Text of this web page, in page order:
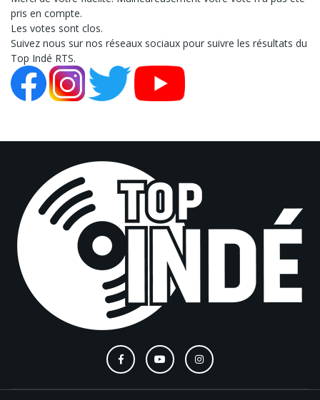
pris en compte.
Les votes sont clos.
Suivez nous sur nos réseaux sociaux pour suivre les résultats du
Top Indé RTS.